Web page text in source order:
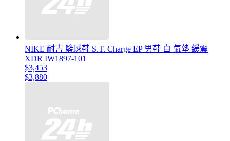
NIKE 耐吉 籃球鞋 S.T. Charge EP 男鞋 白 氣墊 緩震
XDR IW1897-101
$3,453
$3,880